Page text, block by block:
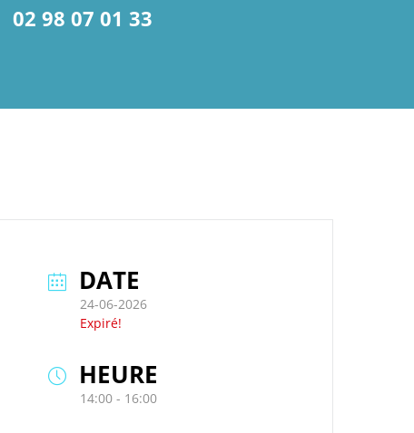
02 98 07 01 33
DATE
24-06-2026
Expiré!
HEURE
14:00 - 16:00